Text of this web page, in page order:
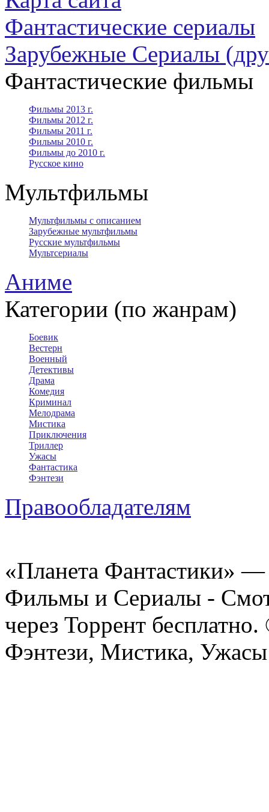
Фантастические сериалы
Зарубежные Сериалы
Фантастические фильмы
Фильмы 2013 г.
Фильмы 2012 г.
Фильмы 2011 г.
Фильмы 2010 г.
Фильмы до 2010 г.
Русское кино
Мультфильмы
Мультфильмы с описанием
Зарубежные мультфильмы
Русские мультфильмы
Мультсериалы
Аниме
Категории (по жанрам)
Боевик
Вестерн
Военный
Детективы
Драма
Комедия
Криминал
Мелодрама
Мистика
Приключения
Триллер
Ужасы
Фантастика
Фэнтези
Правообладателям
«Планета Фантастики»
Фильмы и Сериалы -
через Торрент
Фэнтези, Мистика,